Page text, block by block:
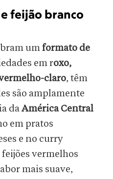
feijão branco
umformato de
em roxo,
claro, têm
são amplamente
daAmérica Central
em pratos
e no curry
feijões vermelhos
mais suave,